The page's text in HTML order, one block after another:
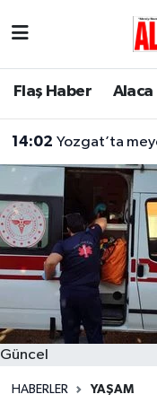
Flaş Haber Alaca
14:02 Yozgat’ta meydana
Güncel
HABERLER YAŞAM
Çorum
Çorum Trafik
Süper Lig Puan
Tüm Manşetler
Son Dakika
Haber Arşivi